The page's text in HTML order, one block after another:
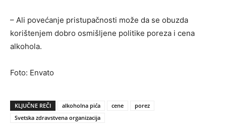
– Ali povećanje pristupačnosti može da se obuzda
korištenjem dobro osmišljene politike poreza i cena
alkohola.
Foto: Envato
KLJUČNE REČI alkoholna pića cene
porez
Svetska zdravstvena organizacija